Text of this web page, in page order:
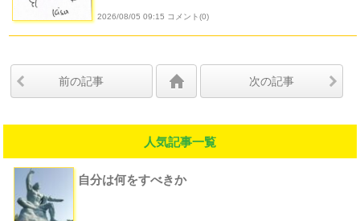
2026/08/05 09:15 コメント(0)
前の記事 次の記事
人気記事一覧
自分は何をすべきか